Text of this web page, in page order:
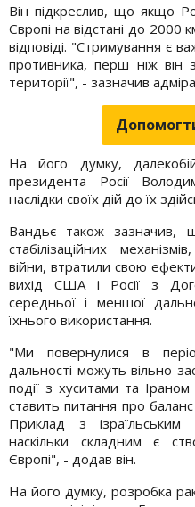
Він підкреслив, що якщо
Європі на відстані до 2000
відповіді. "Стримування є
противника, перш ніж він
території", - зазначив
На його думку,
президента Росії
наслідки своїх дій до їх
Вандьє також зазначив,
стабілізаційних
війни, втратили свою
вихід США і Росії з
середньої і меншої
їхнього використання.
"Ми повернулися в
дальності можуть вільно
події з хуситами та
ставить питання про
Приклад з ізраїльським
наскільки складним є
Європі", - додав він.
На його думку, розробка